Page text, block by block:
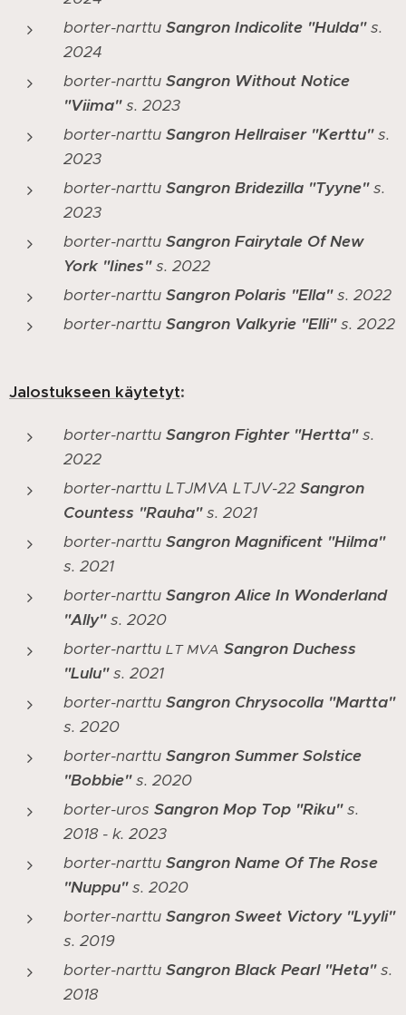
borter-narttu Sangron Indicolite "Hulda"s.
2024
borter-narttu Sangron Without Notice
"Viima"s. 2023
borter-narttu Sangron Hellraiser "Kerttu"s.
2023
borter-narttu Sangron Bridezilla "Tyyne"s.
2023
borter-narttu Sangron Fairytale Of New
York "Iines"s. 2022
borter-narttu Sangron Polaris "Ella"s. 2022
borter-narttu Sangron Valkyrie "Elli"s. 2022
Jalostukseen käytetyt:
borter-narttu Sangron Fighter "Hertta"s.
2022
borter-narttu LTJMVA LTJV-22 Sangron
Countess "Rauha"s. 2021
borter-narttu Sangron Magnificent "Hilma"
s. 2021
borter-narttu Sangron Alice In Wonderland
"Ally"s. 2020
borter-narttu LT MVA Sangron Duchess
"Lulu"s. 2021
borter-narttu Sangron Chrysocolla "Martta"
s. 2020
borter-narttu Sangron Summer Solstice
"Bobbie"s. 2020
borter-uros Sangron Mop Top "Riku"s.
2018 - k. 2023
borter-narttu Sangron Name Of The Rose
"Nuppu"s. 2020
borter-narttu Sangron Sweet Victory "Lyyli"
s. 2019
borter-narttu Sangron Black Pearl "Heta"s.
2018